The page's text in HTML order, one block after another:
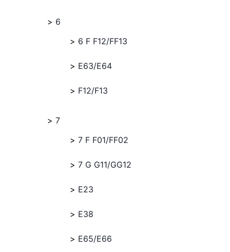
6
6 F F12/FF13
E63/E64
F12/F13
7
7 F F01/FF02
7 G G11/GG12
E23
E38
E65/E66